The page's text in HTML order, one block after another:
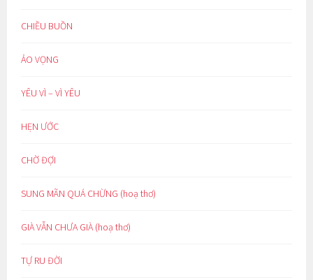
CHIỀU BUỒN
ẢO VỌNG
YÊU VÌ – VÌ YÊU
HẸN ƯỚC
CHỜ ĐỢI
SUNG MÃN QUÁ CHỪNG (hoạ thơ)
GIÀ VẪN CHƯA GIÀ (hoạ thơ)
TỰ RU ĐỜI